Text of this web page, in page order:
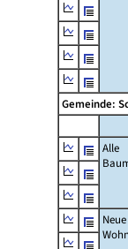
Gemeinde:
Alle
Neue